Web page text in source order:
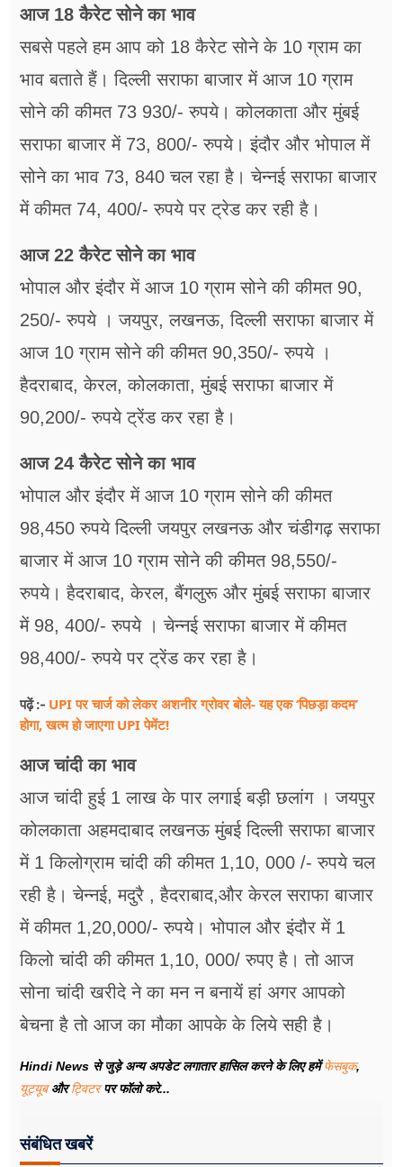
आज 18 कैरेट सोने का भाव
सबसे पहले हम आप को 18 कैरेट सोने के 10 ग्राम का
भाव बताते हैं। दिल्ली सराफा बाजार में आज 10 ग्राम
सोने की कीमत 73 930/- रुपये। कोलकाता और मुंबई
सराफा बाजार में 73, 800/- रुपये। इंदौर और भोपाल में
सोने का भाव 73, 840 चल रहा है। चेन्नई सराफा बाजार
में कीमत 74, 400/- रुपये पर ट्रेड कर रही है।
आज 22 कैरेट सोने का भाव
भोपाल और इंदौर में आज 10 ग्राम सोने की कीमत 90,
250/- रुपये । जयपुर, लखनऊ, दिल्ली सराफा बाजार में
आज 10 ग्राम सोने की कीमत 90,350/- रुपये ।
हैदराबाद, केरल, कोलकाता, मुंबई सराफा बाजार में
90,200/- रुपये ट्रेंड कर रहा है।
आज 24 कैरेट सोने का भाव
भोपाल और इंदौर में आज 10 ग्राम सोने की कीमत
98,450 रुपये दिल्ली जयपुर लखनऊ और चंडीगढ़ सराफा
बाजार में आज 10 ग्राम सोने की कीमत 98,550/-
रुपये। हैदराबाद, केरल, बैंगलुरू और मुंबई सराफा बाजार
में 98, 400/- रुपये । चेन्नई सराफा बाजार में कीमत
98,400/- रुपये पर ट्रेंड कर रहा है।
पढ़ें :- UPI पर चार्ज को लेकर अशनीर ग्रोवर बोले- यह एक ‘पिछड़ा कदम’
होगा, खत्म हो जाएगा UPI पेमेंट!
आज चांदी का भाव
आज चांदी हुई 1 लाख के पार लगाई बड़ी छलांग । जयपुर
कोलकाता अहमदाबाद लखनऊ मुंबई दिल्ली सराफा बाजार
में 1 किलोग्राम चांदी की कीमत 1,10, 000 /- रुपये चल
रही है। चेन्नई, मदुरै , हैदराबाद,और केरल सराफा बाजार
में कीमत 1,20,000/- रुपये। भोपाल और इंदौर में 1
किलो चांदी की कीमत 1,10, 000/ रुपए है। तो आज
सोना चांदी खरीदे ने का मन न बनायें हां अगर आपको
बेचना है तो आज का मौका आपके के लिये सही है।
Hindi News से जुड़े अन्य अपडेट लगातार हासिल करने के लिए हमेंफेसबुक,
यूट्यूबऔरट्विटरपर फॉलो करे...
संबंधित खबरें